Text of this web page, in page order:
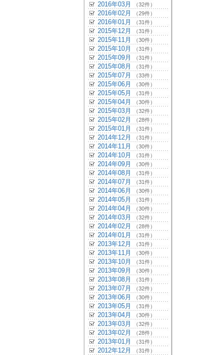
2016年03月 （32件）
2016年02月 （29件）
2016年01月 （31件）
2015年12月 （31件）
2015年11月 （30件）
2015年10月 （31件）
2015年09月 （31件）
2015年08月 （31件）
2015年07月 （33件）
2015年06月 （30件）
2015年05月 （31件）
2015年04月 （30件）
2015年03月 （32件）
2015年02月 （28件）
2015年01月 （31件）
2014年12月 （31件）
2014年11月 （30件）
2014年10月 （31件）
2014年09月 （30件）
2014年08月 （31件）
2014年07月 （31件）
2014年06月 （30件）
2014年05月 （31件）
2014年04月 （30件）
2014年03月 （32件）
2014年02月 （28件）
2014年01月 （31件）
2013年12月 （31件）
2013年11月 （30件）
2013年10月 （31件）
2013年09月 （30件）
2013年08月 （31件）
2013年07月 （32件）
2013年06月 （30件）
2013年05月 （31件）
2013年04月 （30件）
2013年03月 （32件）
2013年02月 （28件）
2013年01月 （31件）
2012年12月 （31件）